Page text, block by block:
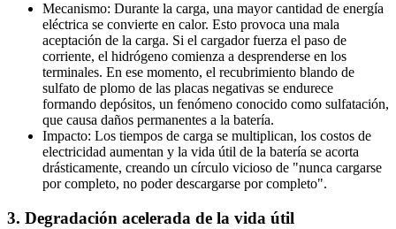
Mecanismo: Durante la carga, una mayor cantidad de energía
eléctrica se convierte en calor. Esto provoca una mala
aceptación de la carga. Si el cargador fuerza el paso de
corriente, el hidrógeno comienza a desprenderse en los
terminales. En ese momento, el recubrimiento blando de
sulfato de plomo de las placas negativas se endurece
formando depósitos, un fenómeno conocido como sulfatación,
que causa daños permanentes a la batería.
Impacto: Los tiempos de carga se multiplican, los costos de
electricidad aumentan y la vida útil de la batería se acorta
drásticamente, creando un círculo vicioso de "nunca cargarse
por completo, no poder descargarse por completo".
3. Degradación acelerada de la vida útil